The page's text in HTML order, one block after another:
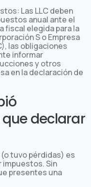
Las LLC deben
anual ante el
fiscal elegida para la
S o Empresa
las obligaciones
informar
y otros
en la declaración de
declarar
tuvo pérdidas) es
impuestos. Sin
presentes una